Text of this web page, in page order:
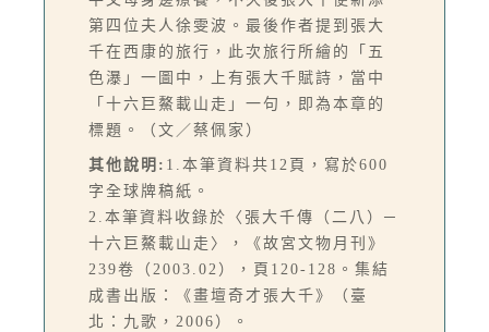
第四位夫人徐雯波。最後作者提到張大
千在西康的旅行，此次旅行所繪的「五
色瀑」一圖中，上有張大千賦詩，當中
「十六巨鰲載山走」一句，即為本章的
標題。（文／蔡佩家）
其他說明: 1.本筆資料共12頁，寫於600
字全球牌稿紙。
2.本筆資料收錄於〈張大千傳（二八）─
十六巨鰲載山走〉，《故宮文物月刊》
239卷（2003.02），頁120-128。集結
成書出版：《畫壇奇才張大千》（臺
北：九歌，2006）。